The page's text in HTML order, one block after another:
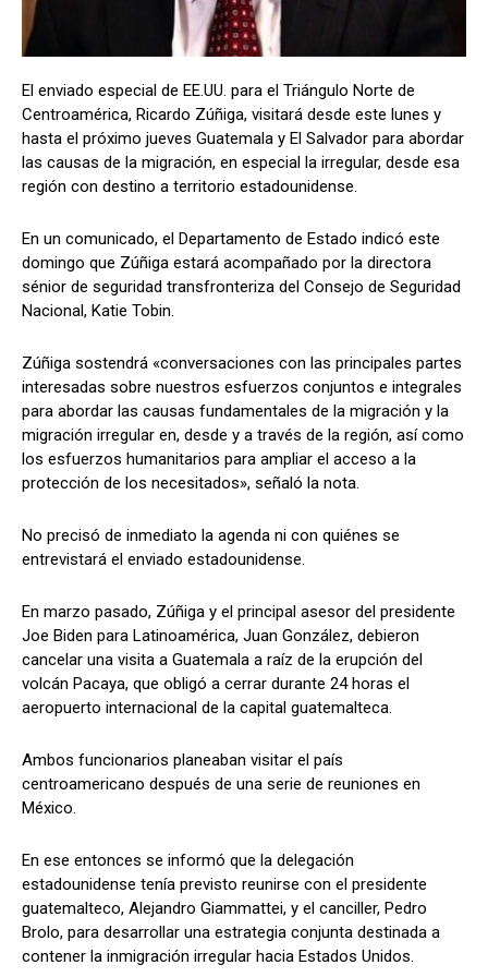
Comparta
Comparta
El enviado especial de EE.UU. para el Triángulo Norte de
Centroamérica, Ricardo Zúñiga, visitará desde este lunes y
hasta el próximo jueves Guatemala y El Salvador para abordar
las causas de la migración, en especial la irregular, desde esa
región con destino a territorio estadounidense.
En un comunicado, el Departamento de Estado indicó este
domingo que Zúñiga estará acompañado por la directora
sénior de seguridad transfronteriza del Consejo de Seguridad
Nacional, Katie Tobin.
Zúñiga sostendrá «conversaciones con las principales partes
interesadas sobre nuestros esfuerzos conjuntos e integrales
para abordar las causas fundamentales de la migración y la
migración irregular en, desde y a través de la región, así como
los esfuerzos humanitarios para ampliar el acceso a la
protección de los necesitados», señaló la nota.
No precisó de inmediato la agenda ni con quiénes se
entrevistará el enviado estadounidense.
En marzo pasado, Zúñiga y el principal asesor del presidente
Joe Biden para Latinoamérica, Juan González, debieron
cancelar una visita a Guatemala a raíz de la erupción del
volcán Pacaya, que obligó a cerrar durante 24 horas el
aeropuerto internacional de la capital guatemalteca.
Ambos funcionarios planeaban visitar el país
centroamericano después de una serie de reuniones en
México.
En ese entonces se informó que la delegación
estadounidense tenía previsto reunirse con el presidente
guatemalteco, Alejandro Giammattei, y el canciller, Pedro
Brolo, para desarrollar una estrategia conjunta destinada a
contener la inmigración irregular hacia Estados Unidos.